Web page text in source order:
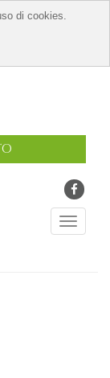
di cookies.